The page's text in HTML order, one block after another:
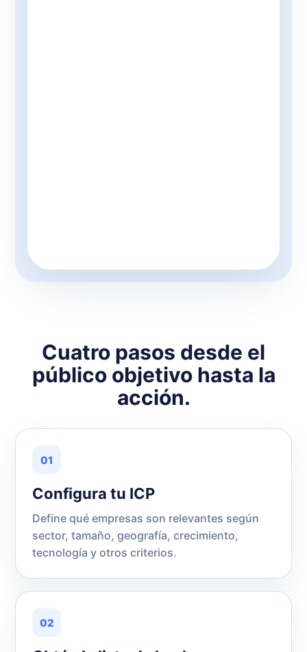
Cuatro pasos desde el
público objetivo hasta la
acción.
01
Configura tu ICP
Define qué empresas son relevantes según
sector, tamaño, geografía, crecimiento,
tecnología y otros criterios.
02